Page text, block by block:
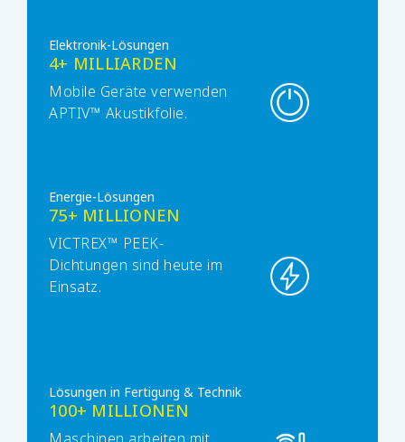
Elektronik-Lösungen
4+ MILLIARDEN
Mobile Geräte verwenden
APTIV™ Akustikfolie.
Energie-Lösungen
75+ MILLIONEN
VICTREX™ PEEK-
Dichtungen sind heute im
Einsatz.
Lösungen in Fertigung & Technik
100+ MILLIONEN